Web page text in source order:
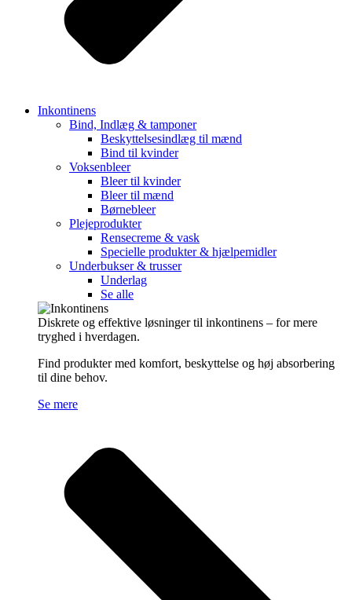
Inkontinens
Bind, Indlæg & tamponer
Beskyttelsesindlæg til mænd
Bind til kvinder
Voksenbleer
Bleer til kvinder
Bleer til mænd
Børnebleer
Plejeprodukter
Rensecreme & vask
Specielle produkter & hjælpemidler
Underbukser & trusser
Underlag
Se alle
Diskrete og effektive løsninger til inkontinens – for mere
tryghed i hverdagen.
Find produkter med komfort, beskyttelse og høj absorbering
til dine behov.
Se mere